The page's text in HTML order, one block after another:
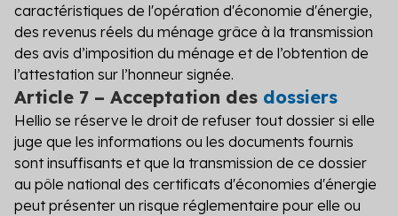
caractéristiques de l'opération d'économie d'énergie,
des revenus réels du ménage grâce à la transmission
des avis d’imposition du ménage et de l’obtention de
l’attestation sur l’honneur signée.
Article 7 – Acceptation des dossiers
Hellio se réserve le droit de refuser tout dossier si elle
juge que les informations ou les documents fournis
sont insuffisants et que la transmission de ce dossier
au pôle national des certificats d'économies d'énergie
peut présenter un risque réglementaire pour elle ou